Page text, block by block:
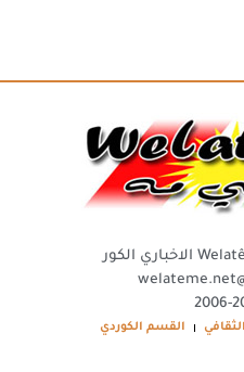
2006-
القسم الكوردي